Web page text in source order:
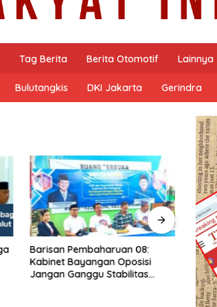
Tag Berita Berita Otomotif Lainnya
Bulutangkis DKI Jakarta Gerindra
ASICS Ajak Generasi Urban
Eksplorasi Gaya, Gerak, dan
Pengalaman Baru Lewat GEL-